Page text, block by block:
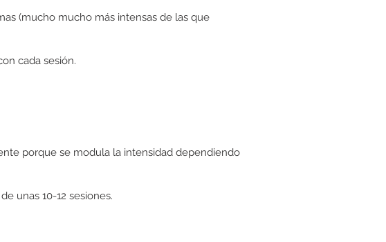
(mucho mucho más intensas de las que
cada sesión.
porque se modula la intensidad dependiendo
unas 10-12 sesiones.